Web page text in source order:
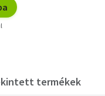
termékek